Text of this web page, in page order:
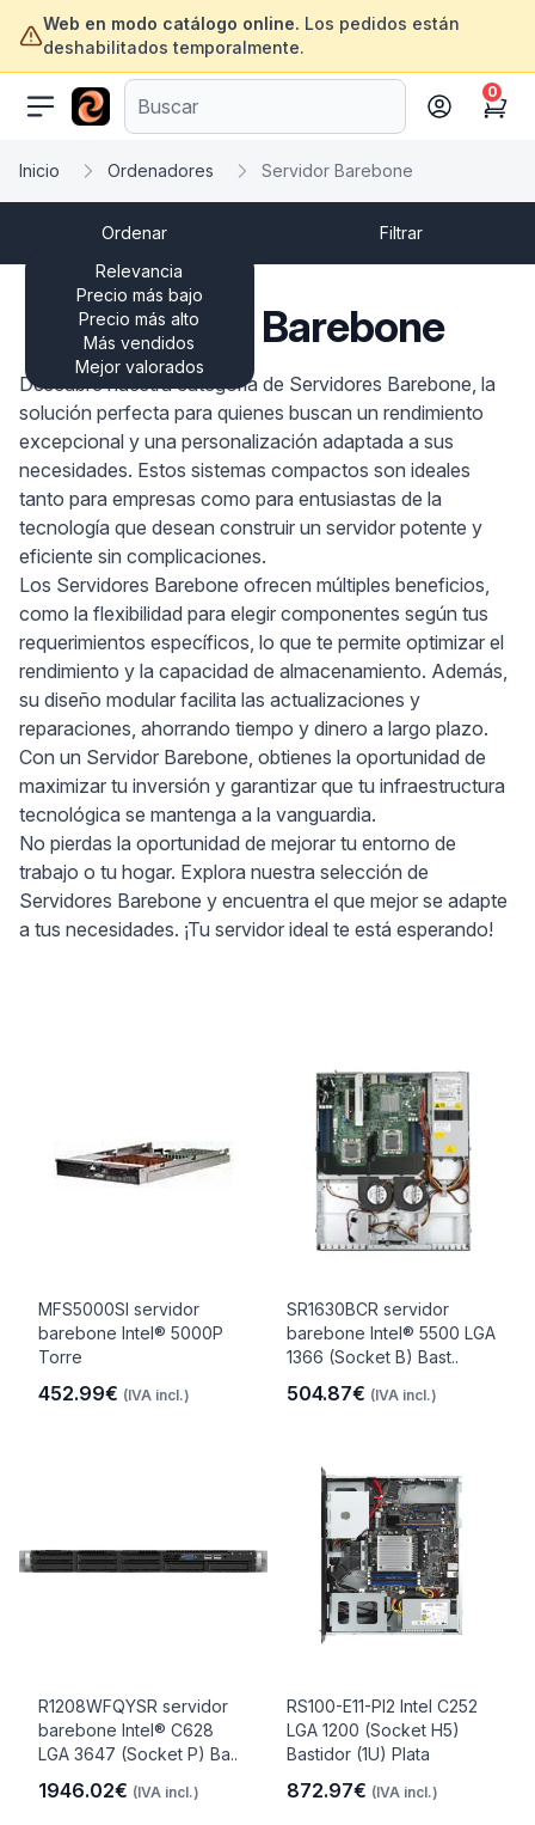
Web en modo catálogo online. Los pedidos están
deshabilitados temporalmente.
ofertasinformatica.com
Cart
0
Inicio Ordenadores Servidor Barebone
Ordenar
Relevancia
Precio más bajo
Precio más alto
Más vendidos
Mejor valorados
Filtrar
Servidor Barebone
Descubre nuestra categoría de Servidores Barebone, la
solución perfecta para quienes buscan un rendimiento
excepcional y una personalización adaptada a sus
necesidades. Estos sistemas compactos son ideales
tanto para empresas como para entusiastas de la
tecnología que desean construir un servidor potente y
eficiente sin complicaciones.
Los Servidores Barebone ofrecen múltiples beneficios,
como la flexibilidad para elegir componentes según tus
requerimientos específicos, lo que te permite optimizar el
rendimiento y la capacidad de almacenamiento. Además,
su diseño modular facilita las actualizaciones y
reparaciones, ahorrando tiempo y dinero a largo plazo.
Con un Servidor Barebone, obtienes la oportunidad de
maximizar tu inversión y garantizar que tu infraestructura
tecnológica se mantenga a la vanguardia.
No pierdas la oportunidad de mejorar tu entorno de
trabajo o tu hogar. Explora nuestra selección de
Servidores Barebone y encuentra el que mejor se adapte
a tus necesidades. ¡Tu servidor ideal te está esperando!
MFS5000SI servidor
barebone Intel® 5000P
Torre
452.99€ (IVA incl.)
SR1630BCR servidor
barebone Intel® 5500 LGA
1366 (Socket B) Bast..
504.87€ (IVA incl.)
R1208WFQYSR servidor
barebone Intel® C628
LGA 3647 (Socket P) Ba..
1946.02€ (IVA incl.)
RS100-E11-PI2 Intel C252
LGA 1200 (Socket H5)
Bastidor (1U) Plata
872.97€ (IVA incl.)